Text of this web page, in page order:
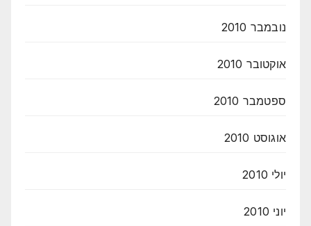
נובמבר 2010
אוקטובר 2010
ספטמבר 2010
אוגוסט 2010
יולי 2010
יוני 2010